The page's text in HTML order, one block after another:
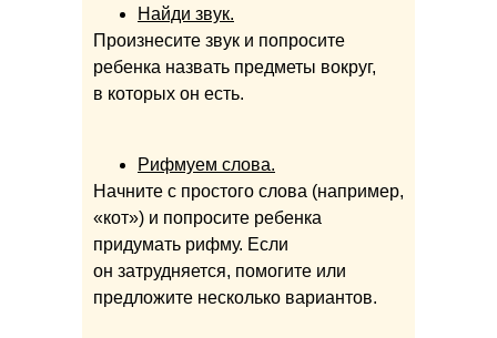
Найди звук.
Произнесите звук и попросите
ребенка назвать предметы вокруг,
в которых он есть.
Рифмуем слова.
Начните с простого слова (например,
«кот») и попросите ребенка
придумать рифму. Если
он затрудняется, помогите или
предложите несколько вариантов.